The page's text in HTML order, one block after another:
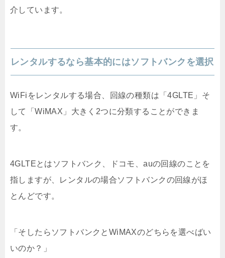
介しています。
レンタルするなら基本的にはソフトバンクを選択
WiFiをレンタルする場合、回線の種類は「4GLTE」そ
して「WiMAX」大きく2つに分類することができま
す。
4GLTEとはソフトバンク、ドコモ、auの回線のことを
指しますが、レンタルの場合ソフトバンクの回線がほ
とんどです。
「そしたらソフトバンクとWiMAXのどちらを選べばい
いのか？」